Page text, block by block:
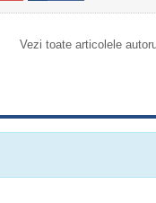
Vezi toate articolele